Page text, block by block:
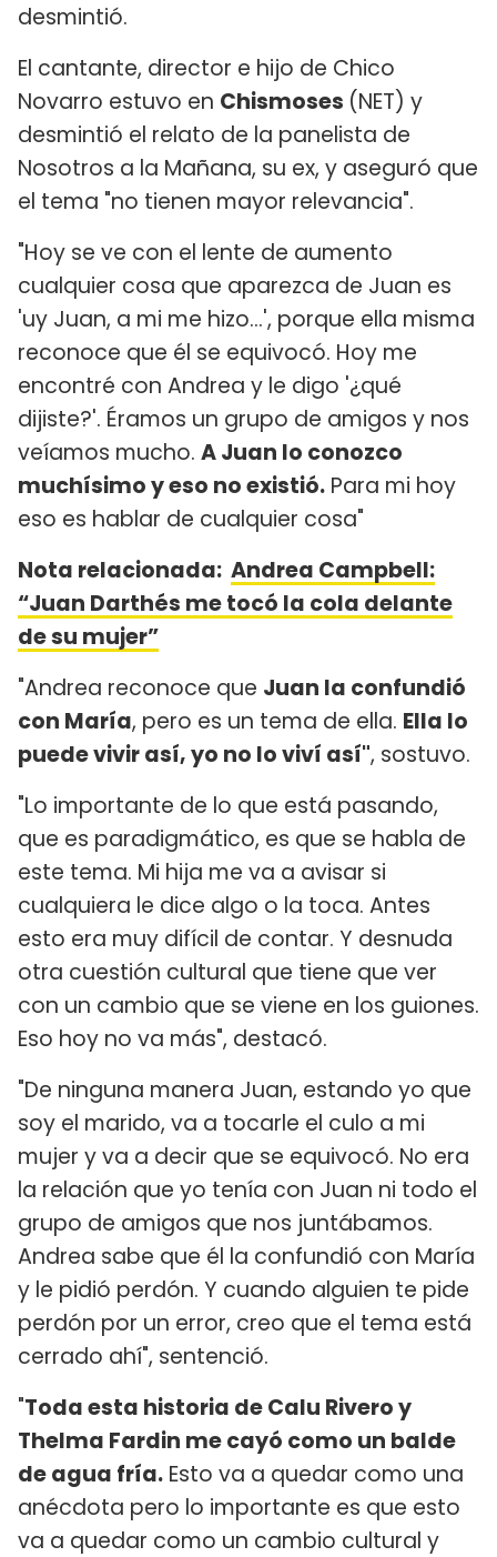
desmintió.
El cantante, director e hijo de Chico
Novarro estuvo en Chismoses (NET) y
desmintió el relato de la panelista de
Nosotros a la Mañana, su ex, y aseguró que
el tema "no tienen mayor relevancia".
"Hoy se ve con el lente de aumento
cualquier cosa que aparezca de Juan es
'uy Juan, a mi me hizo...', porque ella misma
reconoce que él se equivocó. Hoy me
encontré con Andrea y le digo '¿qué
dijiste?'. Éramos un grupo de amigos y nos
veíamos mucho. A Juan lo conozco
muchísimo y eso no existió. Para mi hoy
eso es hablar de cualquier cosa"
Nota relacionada: Andrea Campbell:
“Juan Darthés me tocó la cola delante
de su mujer”
"Andrea reconoce que Juan la confundió
con María, pero es un tema de ella. Ella lo
puede vivir así, yo no lo viví así", sostuvo.
"Lo importante de lo que está pasando,
que es paradigmático, es que se habla de
este tema. Mi hija me va a avisar si
cualquiera le dice algo o la toca. Antes
esto era muy difícil de contar. Y desnuda
otra cuestión cultural que tiene que ver
con un cambio que se viene en los guiones.
Eso hoy no va más", destacó.
"De ninguna manera Juan, estando yo que
soy el marido, va a tocarle el culo a mi
mujer y va a decir que se equivocó. No era
la relación que yo tenía con Juan ni todo el
grupo de amigos que nos juntábamos.
Andrea sabe que él la confundió con María
y le pidió perdón. Y cuando alguien te pide
perdón por un error, creo que el tema está
cerrado ahí", sentenció.
"Toda esta historia de Calu Rivero y
Thelma Fardin me cayó como un balde
de agua fría. Esto va a quedar como una
anécdota pero lo importante es que esto
va a quedar como un cambio cultural y